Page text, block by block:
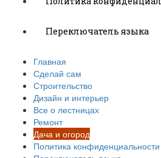
Переключатель языка
Главная
Сделай сам
Строительство
Дизайн и интерьер
Все о лестницах
Ремонт
Дача и огород
Политика конфиденциальности